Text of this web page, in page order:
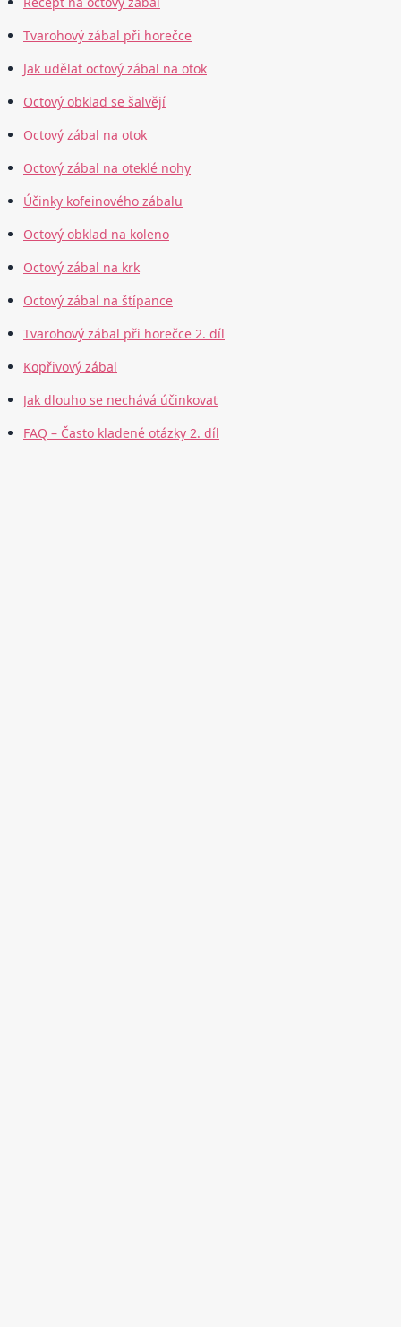
Tvarohový zábal při horečce
Jak udělat octový zábal na otok
Octový obklad se šalvějí
Octový zábal na otok
Octový zábal na oteklé nohy
Účinky kofeinového zábalu
Octový obklad na koleno
Octový zábal na krk
Octový zábal na štípance
Tvarohový zábal při horečce 2. díl
Kopřivový zábal
Jak dlouho se nechává účinkovat
FAQ – Často kladené otázky 2. díl